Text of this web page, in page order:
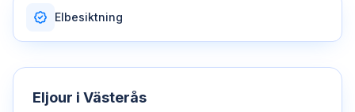
Elbesiktning
Eljour i Västerås